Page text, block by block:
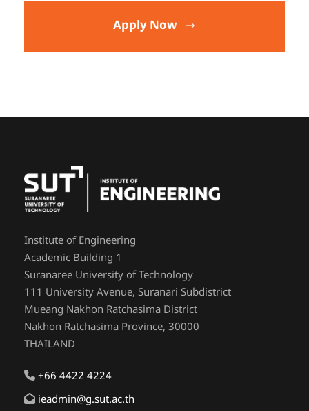
Apply Now
Institute of Engineering
Academic Building 1
Suranaree University of Technology
111 University Avenue, Suranari Subdistrict
Mueang Nakhon Ratchasima District
Nakhon Ratchasima Province, 30000
THAILAND
+66 4422 4224
ieadmin@g.sut.ac.th